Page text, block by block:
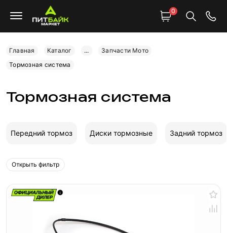
0
Главная Каталог ...
Запчасти Мото
Тормозная система
Тормозная система
Передний тормоз Диски тормозные Задний тормоз
Открыть фильтр